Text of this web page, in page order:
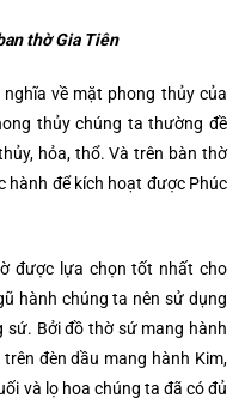
thờ Gia Tiên
về mặt phong thủy của
thủy chúng ta thường đề
hỏa, thổ. Và trên bàn thờ
hành để kích hoạt được Phúc
được lựa chọn tốt nhất cho
hành chúng ta nên sử dụng
sứ. Bởi đồ thờ sứ mang hành
đèn dầu mang hành Kim,
và lọ hoa chúng ta đã có đủ